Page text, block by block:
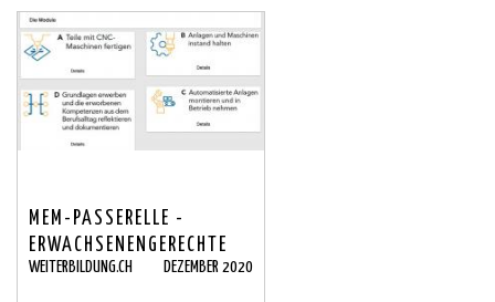
MEM-PASSERELLE -
ERWACHSENENGERECHTE
QUALIFIZIERUNGSANGEBOTE
WEITERBILDUNG.CH DEZEMBER 2020